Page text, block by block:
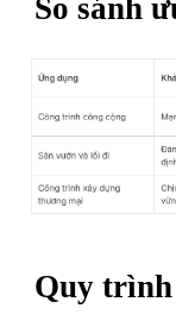
So sánh
Quy trình